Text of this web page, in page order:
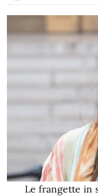
Le frangette in